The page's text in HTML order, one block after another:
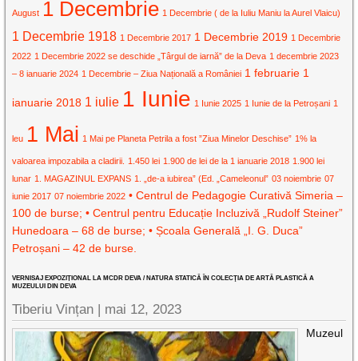
August 1 Decembrie 1 Decembrie ( de la Iuliu Maniu la Aurel Vlaicu)
1 Decembrie 1918 1 Decembrie 2017 1 Decembrie 2019 1 Decembrie
2022 1 Decembrie 2022 se deschide „Târgul de iarnă” de la Deva 1 decembrie 2023
– 8 ianuarie 2024 1 Decembrie – Ziua Națională a României 1 februarie 1
ianuarie 2018 1 iulie 1 Iunie 1 Iunie 2025 1 Iunie de la Petroșani 1
leu 1 Mai 1 Mai pe Planeta Petrila a fost ”Ziua Minelor Deschise” 1% la
valoarea impozabila a cladirii. 1.450 lei 1.900 de lei de la 1 ianuarie 2018 1.900 lei
lunar 1. MAGAZINUL EXPANS 1. „de-a iubirea” (Ed. „Cameleonul” 03 noiembrie 07
iunie 2017 07 noiembrie 2022 • Centrul de Pedagogie Curativă Simeria –
100 de burse; • Centrul pentru Educație Incluzivă „Rudolf Steiner”
Hunedoara – 68 de burse; • Școala Generală „I. G. Duca”
Petroșani – 42 de burse.
VERNISAJ EXPOZIȚIONAL LA MCDR DEVA / NATURA STATICĂ ÎN COLECŢIA DE ARTĂ PLASTICĂ A
MUZEULUI DIN DEVA
Tiberiu Vințan | mai 12, 2023
Muzeul